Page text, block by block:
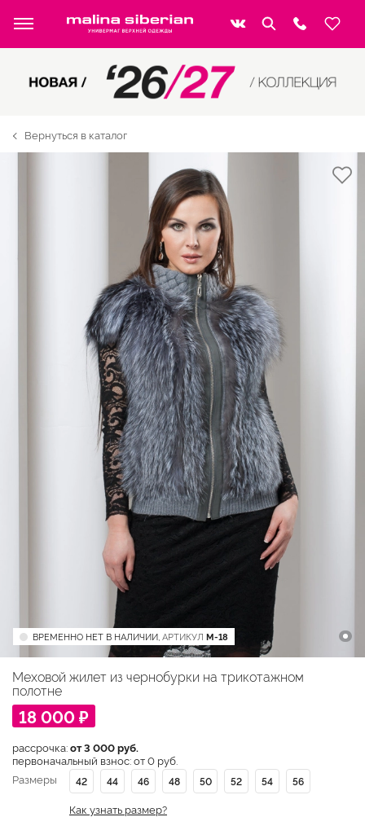
Вернуться в каталог
ВРЕМЕННО НЕТ В НАЛИЧИИ, АРТИКУЛ M-18
Меховой жилет из чернобурки на трикотажном
полотне
18 000 ₽
рассрочка:от 3 000 руб.
первоначальный взнос: от 0 руб.
Размеры
42 44 46 48 50 52 54 56
Как узнать размер?